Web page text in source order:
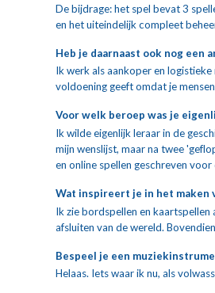
De bijdrage: het spel bevat 3
en het uiteindelijk compleet
Heb je daarnaast ook nog een
Ik werk als aankoper en
voldoening geeft omdat je
Voor welk beroep was je
Ik wilde eigenlijk leraar in de
mijn wenslijst, maar na twee
en online spellen geschreven
Wat inspireert je in het maken
Ik zie bordspellen en kaartspellen
afsluiten van de wereld.
Bespeel je een
Helaas. Iets waar ik nu, als